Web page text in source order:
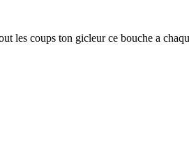
les coups ton gicleur ce bouche a